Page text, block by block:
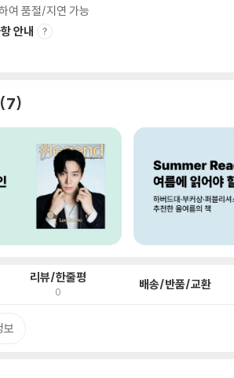
여 품절/지연 가능
안내
7
리뷰/한줄평
0 배송/반품/교환
보